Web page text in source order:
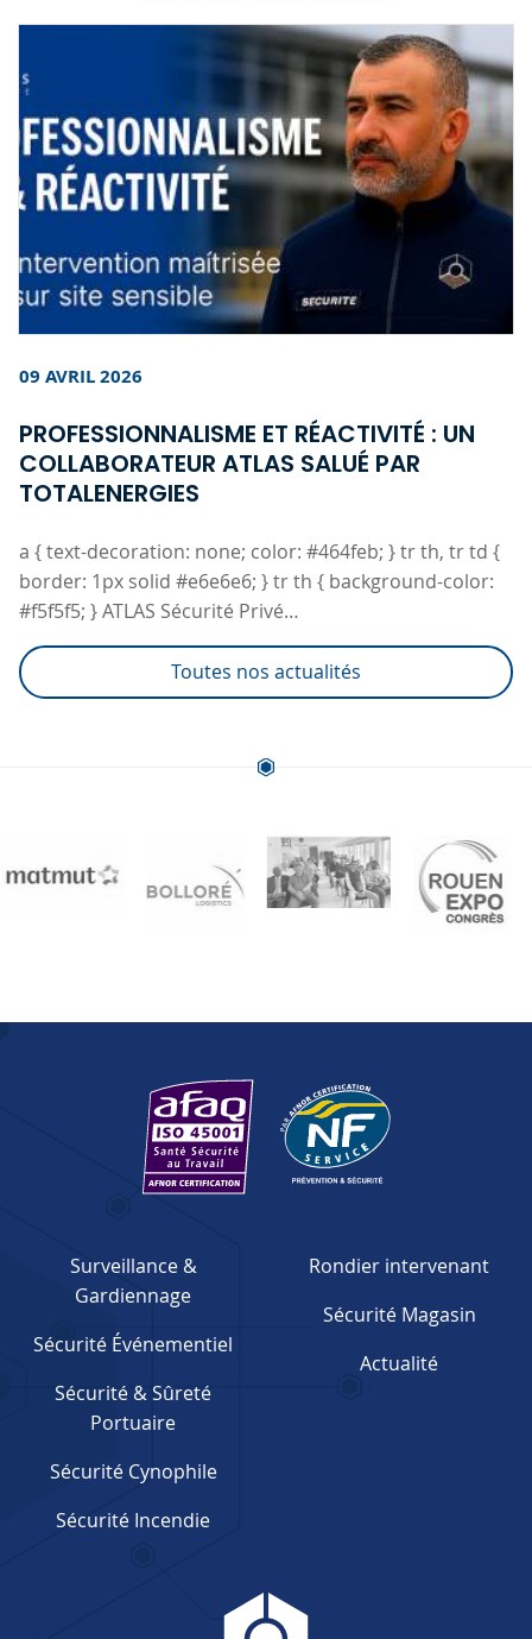
09 AVRIL 2026
PROFESSIONNALISME ET RÉACTIVITÉ : UN
COLLABORATEUR ATLAS SALUÉ PAR
TOTALENERGIES
a { text-decoration: none; color: #464feb; } tr th, tr td {
border: 1px solid #e6e6e6; } tr th { background-color:
#f5f5f5; } ATLAS Sécurité Privé…
Toutes nos actualités
Surveillance &
Gardiennage
Sécurité Événementiel
Sécurité & Sûreté
Portuaire
Sécurité Cynophile
Sécurité Incendie
Rondier intervenant
Sécurité Magasin
Actualité